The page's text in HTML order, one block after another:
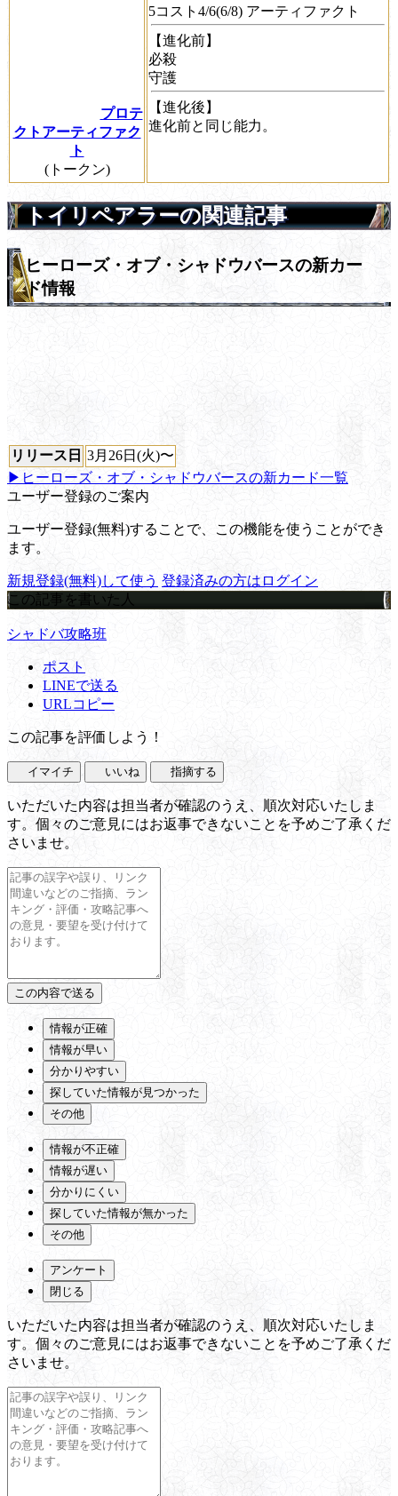
プロテ
クトアーティファク
ト
(トークン)
5コスト4/6(6/8) アーティファクト
【進化前】
必殺
守護
【進化後】
進化前と同じ能力。
トイリペアラーの関連記事
ヒーローズ・オブ・シャドウバースの新カー
ド情報
リリース日 3月26日(火)〜
▶ヒーローズ・オブ・シャドウバースの新カード一覧
ユーザー登録のご案内
ユーザー登録(無料)することで、この機能を使うことができ
ます。
新規登録(無料)して使う 登録済みの方はログイン
この記事を書いた人
シャドバ攻略班
ポスト
LINEで送る
URLコピー
この記事を評価しよう！
イマイチ いいね 指摘する
いただいた内容は担当者が確認のうえ、順次対応いたしま
す。個々のご意見にはお返事できないことを予めご了承くだ
さいませ。
情報が正確
情報が早い
分かりやすい
探していた情報が見つかった
その他
情報が不正確
情報が遅い
分かりにくい
探していた情報が無かった
その他
アンケート
閉じる
いただいた内容は担当者が確認のうえ、順次対応いたしま
す。個々のご意見にはお返事できないことを予めご了承くだ
さいませ。